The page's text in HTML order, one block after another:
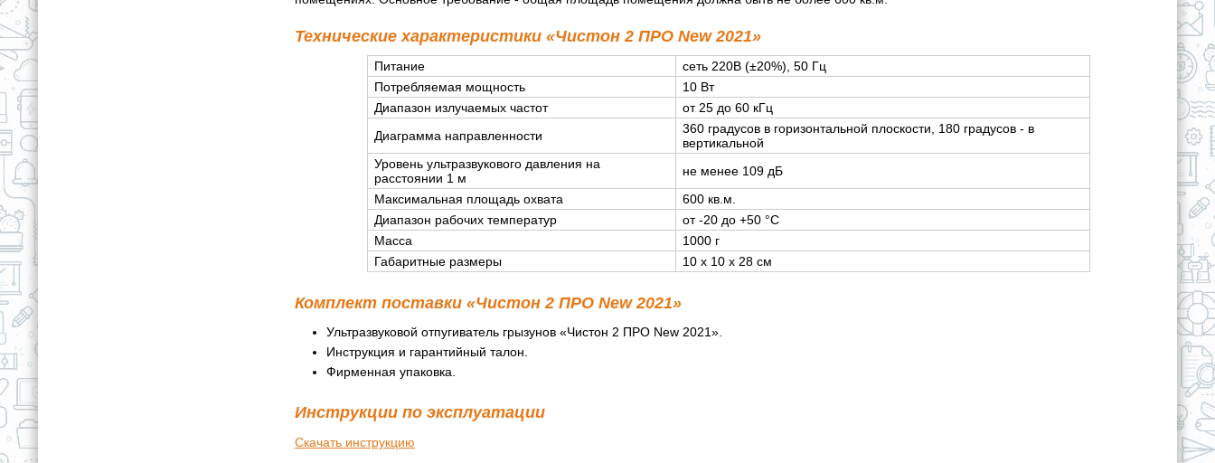
Технические характеристики «Чистон 2 ПРО New 2021»
Питание
сеть 220В (±20%), 50 Гц
Потребляемая мощность
10 Вт
Диапазон излучаемых частот
от 25 до 60 кГц
Диаграмма направленности
360 градусов в горизонтальной плоскости, 180 градусов - в
вертикальной
Уровень ультразвукового давления на
расстоянии 1 м
не менее 109 дБ
Максимальная площадь охвата
600 кв.м.
Диапазон рабочих температур
от -20 до +50 °С
Масса
1000 г
Габаритные размеры
10 x 10 x 28 см
Комплект поставки «Чистон 2 ПРО New 2021»
Ультразвуковой отпугиватель грызунов «Чистон 2 ПРО New 2021».
Инструкция и гарантийный талон.
Фирменная упаковка.
Инструкции по эксплуатации
Скачать инструкцию